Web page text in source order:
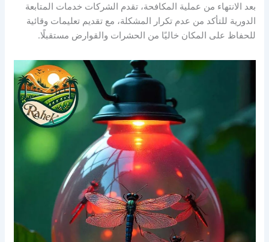
بعد الانتهاء من عملية المكافحة، تقدم الشركات خدمات المتابعة
الدورية للتأكد من عدم تكرار المشكلة، مع تقديم تعليمات وقائية
للحفاظ على المكان خاليًا من الحشرات والقوارض مستقبلًا.